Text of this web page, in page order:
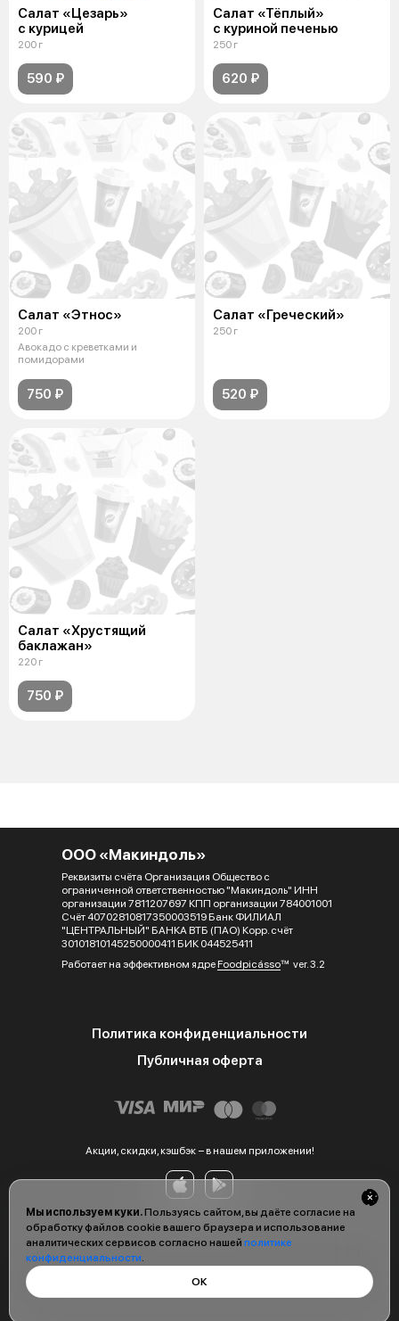
Салат «Цезарь»
с курицей
200 г
590 ₽
Салат «Тёплый»
с куриной печенью
250 г
620 ₽
Салат «Этнос»
200 г
Авокадо с креветками и
помидорами
750 ₽
Салат «Греческий»
250 г
520 ₽
Салат «Хрустящий
баклажан»
220 г
750 ₽
Мы используем куки.Пользуясь сайтом, вы даёте согласие на
обработку файлов cookie вашего браузера и использование
аналитических сервисов согласно нашей политике
конфиденциальности.
ОК
ООО «Макиндоль»
Реквизиты счёта Организация Общество с
ограниченной ответственностью "Макиндоль" ИНН
организации 7811207697 КПП организации 784001001
Счёт 40702810817350003519 Банк ФИЛИАЛ
"ЦЕНТРАЛЬНЫЙ" БАНКА ВТБ (ПАО) Корр. счёт
30101810145250000411 БИК 044525411
Работает на эффективном ядреFoodpicássover. 3.2
Политика конфиденциальности
Публичная оферта
Акции, скидки, кэшбэк − в нашем приложении!